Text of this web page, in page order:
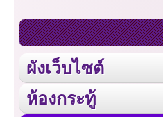
ผังเว็บไซต์
ห้องกระทู้